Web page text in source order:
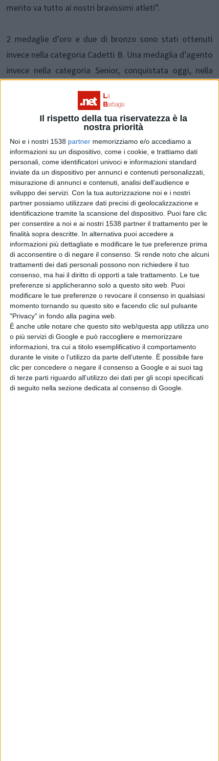
Il rispetto della tua riservatezza è la
nostra priorità
Noi e i nostri 1538 partner memorizziamo e/o accediamo a
informazioni su un dispositivo, come i cookie, e trattiamo dati
personali, come identificatori univoci e informazioni standard
inviate da un dispositivo per annunci e contenuti personalizzati,
misurazione di annunci e contenuti, analisi dell'audience e
sviluppo dei servizi. Con la tua autorizzazione noi e i nostri
partner possiamo utilizzare dati precisi di geolocalizzazione e
identificazione tramite la scansione del dispositivo. Puoi fare clic
per consentire a noi e ai nostri 1538 partner il trattamento per le
finalità sopra descritte. In alternativa puoi accedere a
informazioni più dettagliate e modificare le tue preferenze prima
di acconsentire o di negare il consenso. Si rende noto che alcuni
trattamenti dei dati personali possono non richiedere il tuo
consenso, ma hai il diritto di opporti a tale trattamento. Le tue
preferenze si applicheranno solo a questo sito web. Puoi
modificare le tue preferenze o revocare il consenso in qualsiasi
momento tornando su questo sito e facendo clic sul pulsante
"Privacy" in fondo alla pagina web.
È anche utile notare che questo sito web/questa app utilizza uno
o più servizi di Google e può raccogliere e memorizzare
informazioni, tra cui a titolo esemplificativo il comportamento
durante le visite o l’utilizzo da parte dell’utente. È possibile fare
clic per concedere o negare il consenso a Google e ai suoi tag
di terze parti riguardo all’utilizzo dei dati per gli scopi specificati
di seguito nella sezione dedicata al consenso di Google.
merito va tutto ai nostri bravissimi atleti”.
2 medaglie d’oro e due di bronzo sono stati ottenuti
invece nella categoria Cadetti B. Una medaglia d’agento
invece nella categoria Senior, conquistata oggi, nella
Vorremmo dedicare il grande successo di questa
gara a Marco Podda, che come questi ragazzi, era
un grande sportivo. A lui va il nostro pensiero, a
distanza di due mesi dalla sua tragica scomparsa
Di seguito l’elenco degli atleti premiati:
Oro
Grazia Meloni- Sarule
Clara Forma- Sarule
Salvatore Soro- Sarule
Luca Pirisi- Sarule
Caterina Columbu- Ollolai
Aurora Introia- Sarule
Rachele Amato- Sarule
Argenti: